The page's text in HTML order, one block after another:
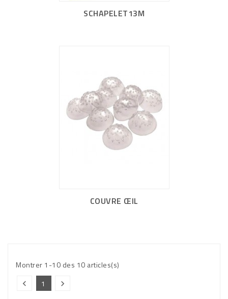
SCHAPELET13M
COUVRE ŒIL
Montrer 1-10 des 10 articles(s)
 1 